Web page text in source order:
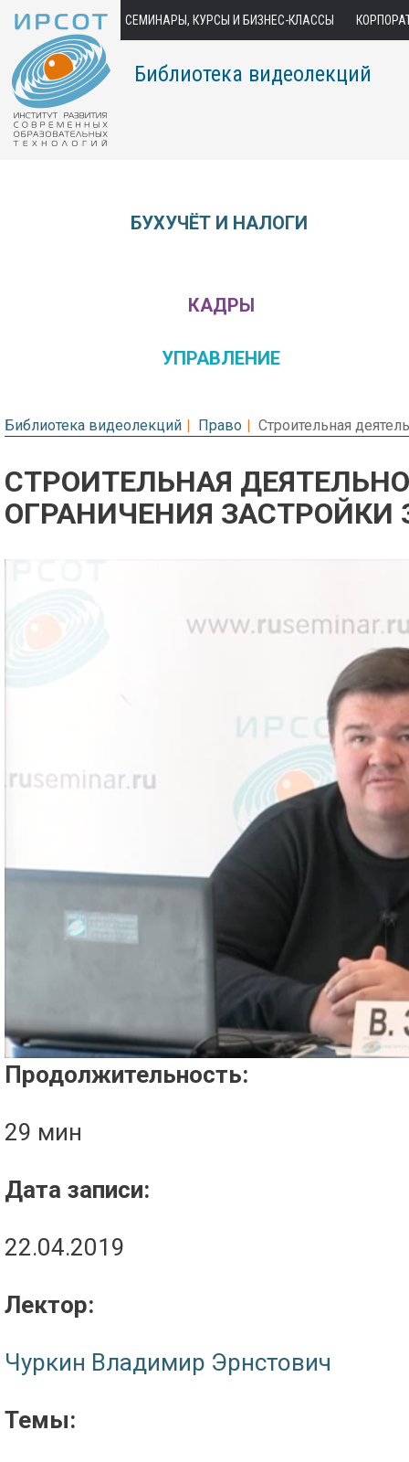
СЕМИНАРЫ, КУРСЫ И БИЗНЕС-КЛАССЫ
Библиотека видеолекций
БУХУЧЁТ И НАЛОГИ
КАДРЫ
УПРАВЛЕНИЕ
Библиотека видеолекций Право Строительная
СТРОИТЕЛЬНАЯ
ОГРАНИЧЕНИЯ ЗАСТРОЙКИ
Продолжительность:
29 мин
Дата записи:
22.04.2019
Лектор:
Чуркин Владимир Эрнстович
Темы: